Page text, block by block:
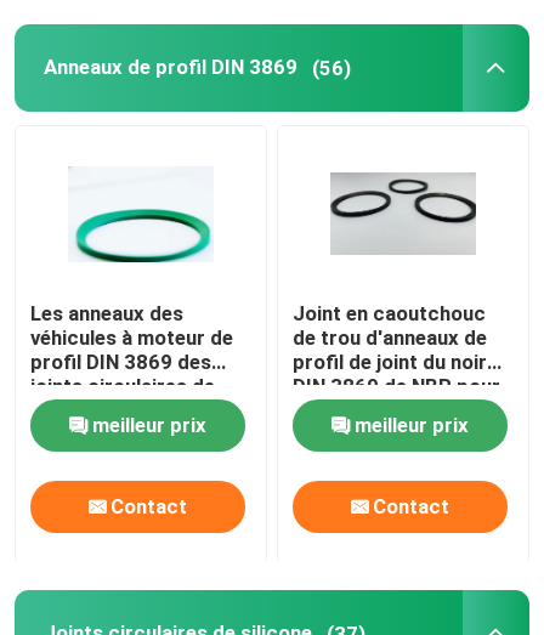
joints circulaires en caoutchouc
Joints circulaires de FKM
Anneaux de profil DIN 3869
Joints circulaires de silicone
Joints de Walform
Anneaux de profil DIN 3869 (56)
Les anneaux des
véhicules à moteur de
profil DIN 3869 des
joints circulaires de
profil de place de la
résistance à l'usure
NBR
meilleur prix
Contact
Joint en caoutchouc
de trou d'anneaux de
profil de joint du noir
DIN 3869 de NBR pour
des incidences
meilleur prix
Contact